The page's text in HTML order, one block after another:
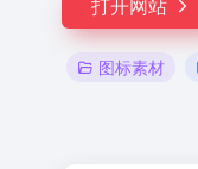
图标素材